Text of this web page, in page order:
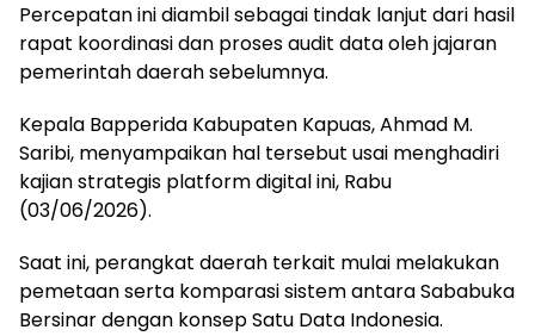
Percepatan ini diambil sebagai tindak lanjut dari hasil
rapat koordinasi dan proses audit data oleh jajaran
pemerintah daerah sebelumnya.
Kepala Bapperida Kabupaten Kapuas, Ahmad M.
Saribi, menyampaikan hal tersebut usai menghadiri
kajian strategis platform digital ini, Rabu
(03/06/2026).
Saat ini, perangkat daerah terkait mulai melakukan
pemetaan serta komparasi sistem antara Sababuka
Bersinar dengan konsep Satu Data Indonesia.